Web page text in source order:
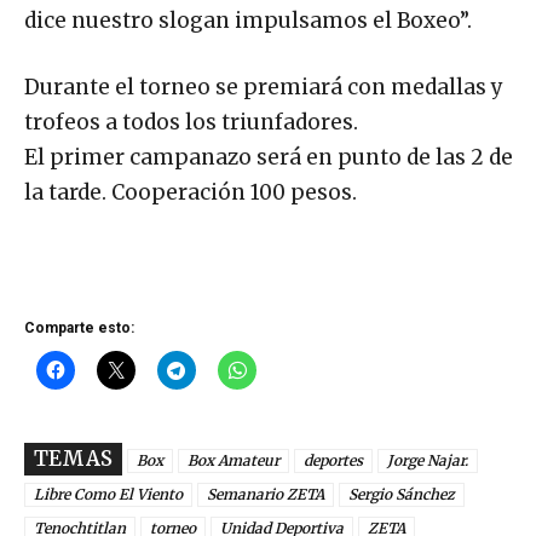
dice nuestro slogan impulsamos el Boxeo”.
Durante el torneo se premiará con medallas y
trofeos a todos los triunfadores.
El primer campanazo será en punto de las 2 de
la tarde. Cooperación 100 pesos.
Comparte esto:
TEMAS Box Box Amateur deportes
Jorge Najar.
Libre Como El Viento
Semanario ZETA
Sergio Sánchez
Tenochtitlan
torneo Unidad Deportiva ZETA